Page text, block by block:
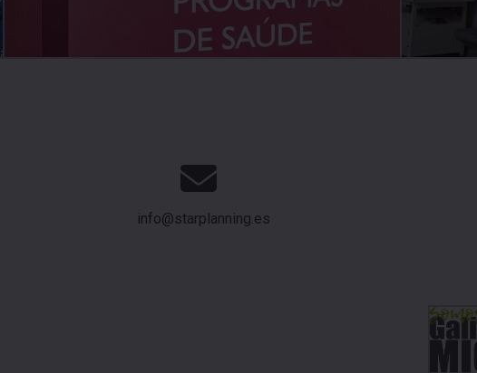
info@starplanning.es